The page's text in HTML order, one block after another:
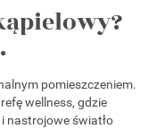
pomieszczeniem.
wellness, gdzie
nastrojowe światło